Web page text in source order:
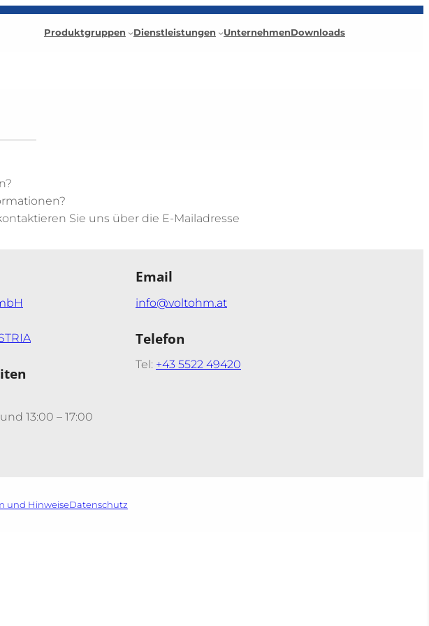
Produktgruppen Dienstleistungen UnternehmenDownloads
Sie uns über die E-Mailadresse
13:00 – 17:00
Email
info@voltohm.at
Telefon
Tel: +43 5522 49420
und HinweiseDatenschutz